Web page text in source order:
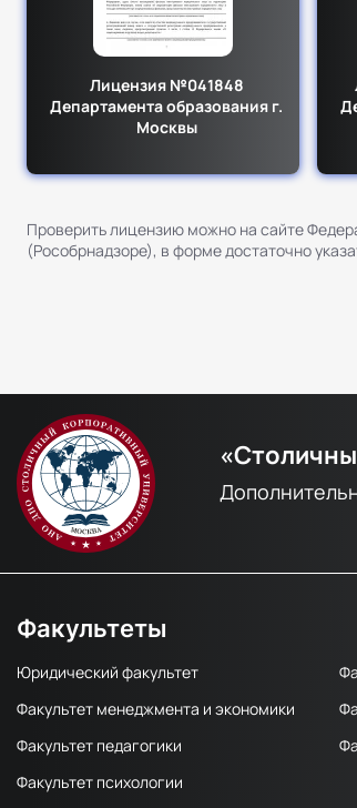
Лицензия №041848
Департамента образования г.
Москвы
Проверить лицензию можно на сайте
(Рособрнадзоре), в форме достаточно
Факультеты
Юридический факультет
Факультет менеджмента и экономики
Факультет педагогики
Факультет психологии